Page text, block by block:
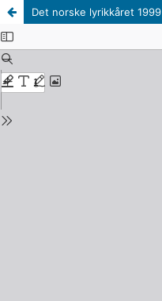
Det norske lyrikkåret 1999